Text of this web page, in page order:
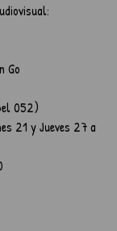
Go
052)
21 y Jueves 27 a